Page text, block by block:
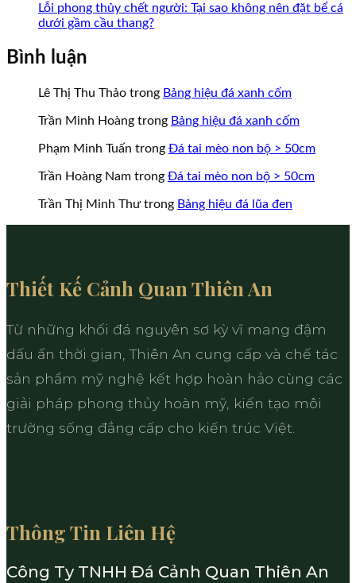
Lỗi phong thủy chết người: Tại sao không nên đặt bể cá
dưới gầm cầu thang?
Bình luận
Lê Thị Thu Thảo trong Bảng hiệu đá xanh cốm
Trần Minh Hoàng trong Bảng hiệu đá xanh cốm
Phạm Minh Tuấn trong Đá tai mèo non bộ > 50cm
Trần Hoàng Nam trong Đá tai mèo non bộ > 50cm
Trần Thị Minh Thưtrong Bảng hiệu đá lũa đen
Thiết Kế Cảnh Quan Thiên An
Từ những khối đá nguyên sơ kỳ vĩ mang đậm
dấu ấn thời gian, Thiên An cung cấp và chế tác
sản phẩm mỹ nghệ kết hợp hoàn hảo cùng các
giải pháp phong thủy hoàn mỹ, kiến tạo môi
trường sống đẳng cấp cho kiến trúc Việt.
Thông Tin Liên Hệ
Công Ty TNHH Đá Cảnh Quan Thiên An